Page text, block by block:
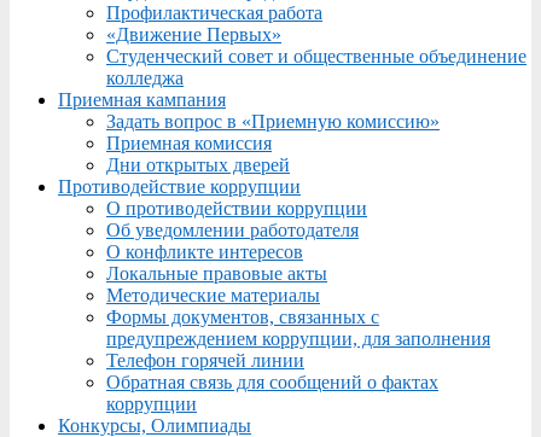
Профилактическая работа
«Движение Первых»
Студенческий совет и общественные объединение
колледжа
Приемная кампания
Задать вопрос в «Приемную комиссию»
Приемная комиссия
Дни открытых дверей
Противодействие коррупции
О противодействии коррупции
Об уведомлении работодателя
О конфликте интересов
Локальные правовые акты
Методические материалы
Формы документов, связанных с
предупреждением коррупции, для заполнения
Телефон горячей линии
Обратная связь для сообщений о фактах
коррупции
Конкурсы, Олимпиады